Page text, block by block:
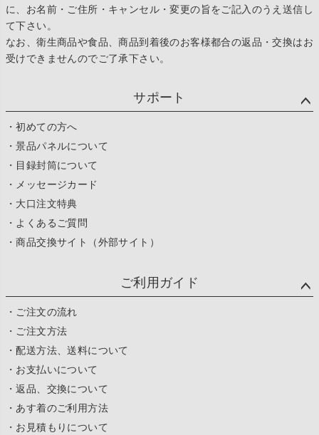
に、お名前・ご住所・キャンセル・変更の旨をご記入のうえ送信し
て下さい。
なお、衛生商品や食品、商品到着後のお客様都合の返品・交換はお
受けできませんのでご了承下さい。
サポート
・初めての方へ
・景品パネルについて
・目録封筒について
・メッセージカード
・大口注文特典
・よくあるご質問
・商品交換サイト（外部サイト）
ご利用ガイド
・ご注文の流れ
・ご注文方法
・配送方法、送料について
・お支払いについて
・返品、交換について
・あす着のご利用方法
・お見積もりについて